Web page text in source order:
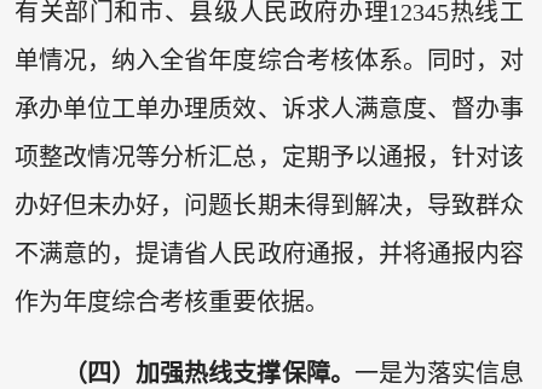
有关部门和市、县级人民政府办理12345热线工
单情况，纳入全省年度综合考核体系。同时，对
承办单位工单办理质效、诉求人满意度、督办事
项整改情况等分析汇总，定期予以通报，针对该
办好但未办好，问题长期未得到解决，导致群众
不满意的，提请省人民政府通报，并将通报内容
作为年度综合考核重要依据。
（四）加强热线支撑保障。 一是为落实信息